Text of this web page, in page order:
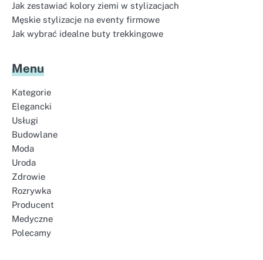
Jak zestawiać kolory ziemi w stylizacjach
Męskie stylizacje na eventy firmowe
Jak wybrać idealne buty trekkingowe
Menu
Kategorie
Elegancki
Usługi
Budowlane
Moda
Uroda
Zdrowie
Rozrywka
Producent
Medyczne
Polecamy